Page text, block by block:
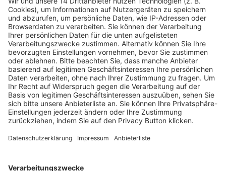
Fachmedien Recht und Wirtschaft
Ein Fachbereich der
dfv Mediengruppe
Mainzer Landstr. 251
60326 Frankfurt am Main
E-Mail:info@ruw.de
Web:https://www.ruw.de
AGB